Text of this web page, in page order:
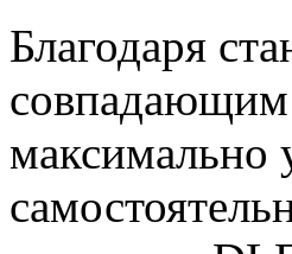
Благодаря
совпадающим
максимально